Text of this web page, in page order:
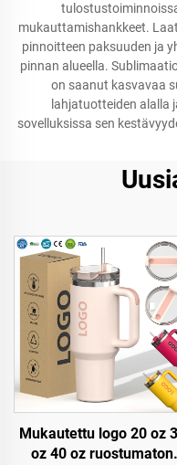
mukauttamishankkeet.
pinnoitteen paksuuden ja
pinnan alueella.
on saanut kasvavaa
lahjatuotteiden alalla
sovelluksissa sen
Mukautettu logo 20 oz
oz 40 oz ruostumaton